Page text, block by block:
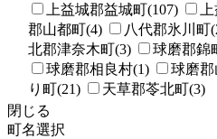
上益城郡益城町(107)
郡山都町(4)
八代郡氷川町
北郡津奈木町(3)
球磨郡錦
球磨郡相良村(1)
球磨郡
り町(21)
天草郡苓北町(3)
閉じる
町名選択